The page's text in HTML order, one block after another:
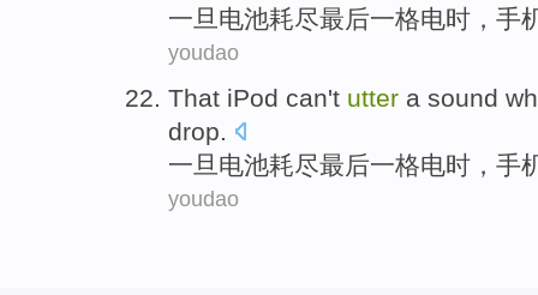
一旦 电池耗尽最后一格电时 ，手
youdao
That iPod can't utter a sound
drop.
一旦 电池耗尽最后一格电时 ，手
youdao